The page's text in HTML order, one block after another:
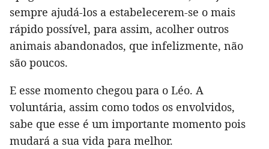
sempre ajudá-los a estabelecerem-se o mais
rápido possível, para assim, acolher outros
animais abandonados, que infelizmente, não
são poucos.
E esse momento chegou para o Léo. A
voluntária, assim como todos os envolvidos,
sabe que esse é um importante momento pois
mudará a sua vida para melhor.